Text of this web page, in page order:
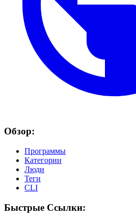
Обзор:
Программы
Категории
Люди
Теги
CLI
Быстрые Ссылки: